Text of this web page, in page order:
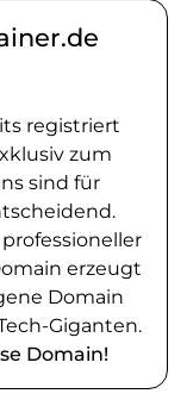
registriert
zum
sind für
erzeugt
Domain
Giganten.
Domain!